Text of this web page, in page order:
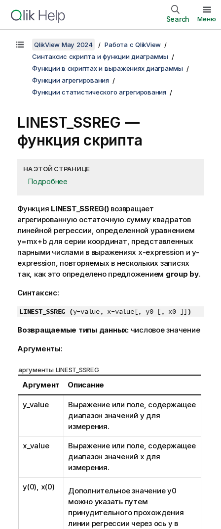
Search Меню
QlikView May 2024
Работа с QlikView
Синтаксис скрипта и функции диаграммы
Функции в скриптах и выражениях диаграммы
Функции агрегирования
Функции статистического агрегирования
LINEST_SSREG —
функция скрипта
НА ЭТОЙ СТРАНИЦЕ
Подробнее
Функция LINEST_SSREG()возвращает
агрегированную остаточную сумму квадратов
линейной регрессии, определенной уравнением
y=mx+bдля серии координат, представленных
парными числами в выражениях x-expression и y-
expression, повторяемых в нескольких записях
так, как это определено предложением group by.
Синтаксис:
LINEST_SSREG (y-value, x-value[, y0 [, x0 ]] )
Возвращаемые типы данных: числовое значение
Аргументы:
аргументы LINEST_SSREG
Аргумент Описание
y_value
Выражение или поле, содержащее
диапазон значений yдля
измерения.
x_value
Выражение или поле, содержащее
диапазон значений x для
измерения.
y(0), x(0) Дополнительное значениеy0
можно указать путем
принудительного прохождения
линии регрессии через ось y в